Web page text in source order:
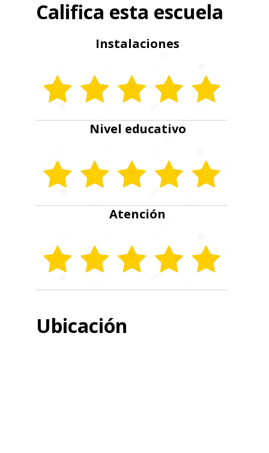
Califica esta escuela
Instalaciones
Nivel educativo
Atención
Ubicación